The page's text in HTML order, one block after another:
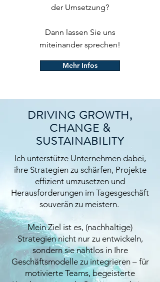
der Umsetzung?
Dann lassen Sie uns
miteinander sprechen!
Mehr Infos
DRIVING GROWTH,
CHANGE &
SUSTAINABILITY
Ich unterstütze Unternehmen dabei,
ihre Strategien zu schärfen, Projekte
effizient umzusetzen und
Herausforderungen im Tagesgeschäft
souverän zu meistern.
Mein Ziel ist es, (nachhaltige)
Strategien nicht nur zu entwickeln,
sondern sie nahtlos in Ihre
Geschäftsmodelle zu integrieren – für
motivierte Teams, begeisterte